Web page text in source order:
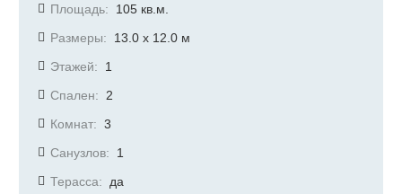
Площадь: 105кв.м.
Размеры:
13.0 х 12.0м
Этажей:
1
Спален:
2
Комнат: 3
Санузлов:
1
Терасса:
да